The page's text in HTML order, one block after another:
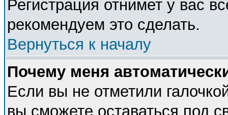
Регистрация отнимет у вас
рекомендуем это сделать.
Вернуться к началу
Почему меня
Если вы не отметили
вы сможете оставаться под